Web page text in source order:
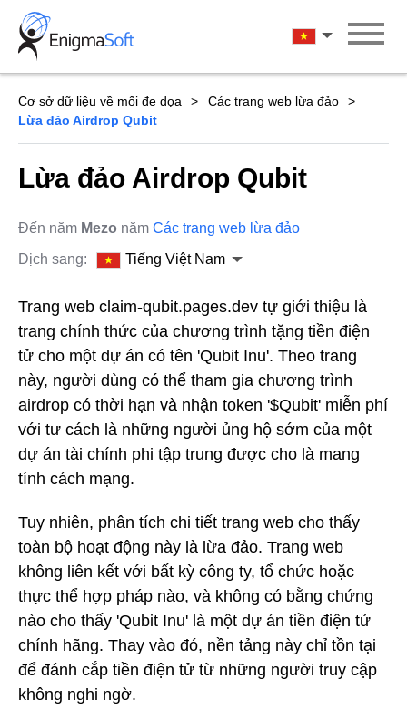
Skip
content
Tiếng Việt
Cơ sở dữ liệu về mối đe dọa
Các trang web lừa đảo
Lừa đảo Airdrop Qubit
Lừa đảo Airdrop Qubit
Đến năm Mezo năm Các trang web lừa đảo
Dịch sang:
Tiếng Việt Nam
Trang web claim-qubit.pages.dev tự giới thiệu là
trang chính thức của chương trình tặng tiền điện
tử cho một dự án có tên 'Qubit Inu'. Theo trang
này, người dùng có thể tham gia chương trình
airdrop có thời hạn và nhận token '$Qubit' miễn phí
với tư cách là những người ủng hộ sớm của một
dự án tài chính phi tập trung được cho là mang
tính cách mạng.
Tuy nhiên, phân tích chi tiết trang web cho thấy
toàn bộ hoạt động này là lừa đảo. Trang web
không liên kết với bất kỳ công ty, tổ chức hoặc
thực thể hợp pháp nào, và không có bằng chứng
nào cho thấy 'Qubit Inu' là một dự án tiền điện tử
chính hãng. Thay vào đó, nền tảng này chỉ tồn tại
để đánh cắp tiền điện tử từ những người truy cập
không nghi ngờ.